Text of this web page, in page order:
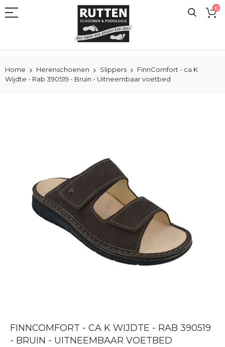
naar
0
Home Herenschoenen Slippers
FinnComfort - ca K
Wijdte - Rab 390519 - Bruin - Uitneembaar voetbed
Ga
het
FINNCOMFORT - CA K WIJDTE - RAB 390519
- BRUIN - UITNEEMBAAR VOETBED